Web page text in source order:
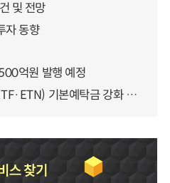
및 전망
자 동향
억원 발행 예정
단일종목 레버리지 상품(ETF·ETN) 기본예탁금 강화 조기시행 방안 안내